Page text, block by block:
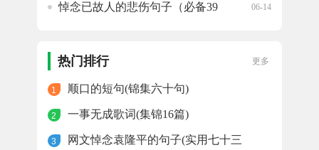
悼念已故人的悲伤句子（必备39
06-14
热门排行 更多
1 顺口的短句(锦集六十句)
2 一事无成歌词(集锦16篇)
3
网文悼念袁隆平的句子(实用七十三